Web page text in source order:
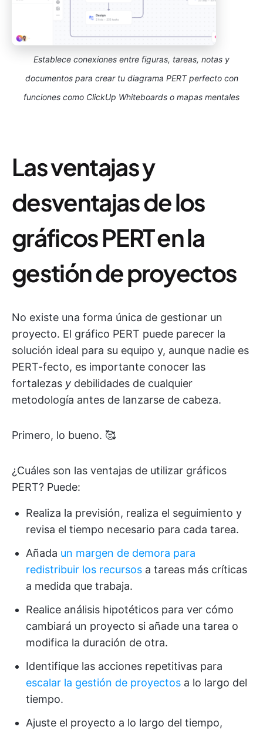
Establece conexiones entre figuras, tareas, notas y
documentos para crear tu diagrama PERT perfecto con
funciones como ClickUp Whiteboards o mapas mentales
Las ventajas y
desventajas de los
gráficos PERT en la
gestión de proyectos
No existe una forma única de gestionar un
proyecto. El gráfico PERT puede parecer la
solución ideal para su equipo y, aunque nadie es
PERT-fecto, es importante conocer las
fortalezas y debilidades de cualquier
metodología antes de lanzarse de cabeza.
Primero, lo bueno. 🥰
¿Cuáles son las ventajas de utilizar gráficos
PERT? Puede:
Realiza la previsión, realiza el seguimiento y
revisa el tiempo necesario para cada tarea.
Añada un margen de demora para
redistribuir los recursos a tareas más críticas
a medida que trabaja.
Realice análisis hipotéticos para ver cómo
cambiará un proyecto si añade una tarea o
modifica la duración de otra.
Identifique las acciones repetitivas para
escalar la gestión de proyectos a lo largo del
tiempo.
Ajuste el proyecto a lo largo del tiempo,